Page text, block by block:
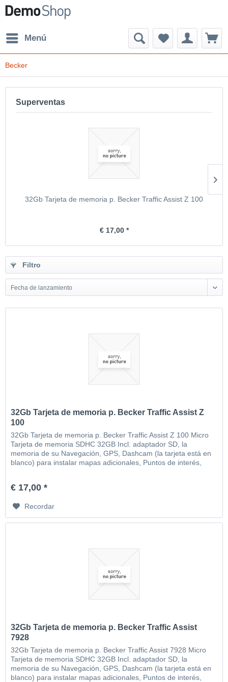
Menú
Becker
Superventas
32Gb Tarjeta de memoria p. Becker Traffic Assist Z 100
€ 17,00 *
Filtro
Fecha de lanzamiento
32Gb Tarjeta de memoria p. Becker Traffic Assist Z
100
32Gb Tarjeta de memoria p. Becker Traffic Assist Z 100 Micro
Tarjeta de memoria SDHC 32GB Incl. adaptador SD, la
memoria de su Navegación, GPS, Dashcam (la tarjeta está en
blanco) para instalar mapas adicionales, Puntos de interés,
€ 17,00 *
Recordar
32Gb Tarjeta de memoria p. Becker Traffic Assist
7928
32Gb Tarjeta de memoria p. Becker Traffic Assist 7928 Micro
Tarjeta de memoria SDHC 32GB Incl. adaptador SD, la
memoria de su Navegación, GPS, Dashcam (la tarjeta está en
blanco) para instalar mapas adicionales, Puntos de interés,